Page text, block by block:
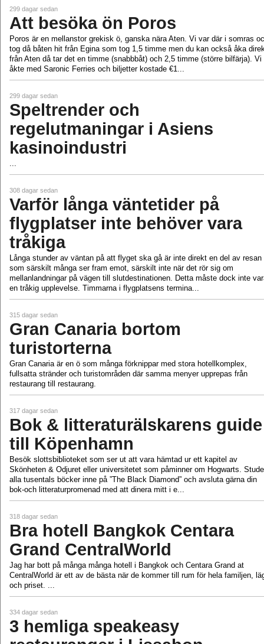
299 dagar sedan
Att besöka ön Poros
Poros är en mellanstor grekisk ö, ganska nära Aten. Vi var där i somras
tog då båten hit från Egina som tog 1,5 timme men du kan också åka
från Aten då tar det en timme (snabbbåt) och 2,5 timme (större bilfärja). Vi
åkte med Saronic Ferries och biljetter kostade €1...
299 dagar sedan
Speltrender och
regelutmaningar i Asiens
kasinoindustri
...
308 dagar sedan
Varför långa väntetider på
flygplatser inte behöver vara
tråkiga
Långa stunder av väntan på att flyget ska gå är inte direkt en del av resan
som särskilt många ser fram emot, särskilt inte när det rör sig om
mellanlandningar på vägen till slutdestinationen. Detta måste dock inte
en tråkig upplevelse. Timmarna i flygplatsens termina...
315 dagar sedan
Gran Canaria bortom
turistorterna
Gran Canaria är en ö som många förknippar med stora hotellkomplex,
fullsatta stränder och turistområden där samma menyer upprepas från
restaurang till restaurang.
317 dagar sedan
Bok & litteraturälskarens guide
till Köpenhamn
Besök slottsbiblioteket som ser ut att vara hämtad ur ett kapitel av
Skönheten & Odjuret eller universitetet som påminner om Hogwarts.
alla tusentals böcker inne på ”The Black Diamond” och avsluta gärna din
bok-och litteraturpromenad med att dinera mitt i e...
318 dagar sedan
Bra hotell Bangkok Centara
Grand CentralWorld
Jag har bott på många många hotell i Bangkok och Centara Grand at
CentralWorld är ett av de bästa när de kommer till rum för hela familjen,
och priset. ...
334 dagar sedan
3 hemliga speakeasy